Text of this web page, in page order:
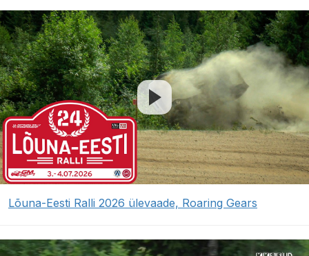
Lõuna-Eesti Ralli 2026 ülevaade, Roaring Gears